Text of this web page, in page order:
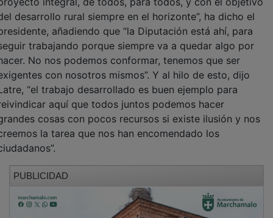
desarrollo rural siempre en el horizonte”, ha dicho el
añadiendo que “la Diputación está ahí, para
trabajando porque siempre va a quedar algo por
No nos podemos conformar, tenemos que ser
con nosotros mismos”. Y al hilo de esto, dijo
“el trabajo desarrollado es buen ejemplo para
aquí que todos juntos podemos hacer
cosas con pocos recursos si existe ilusión y nos
la tarea que nos han encomendado los